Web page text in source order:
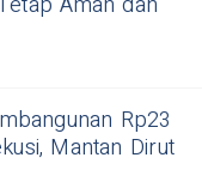
Rp23
Mantan Dirut